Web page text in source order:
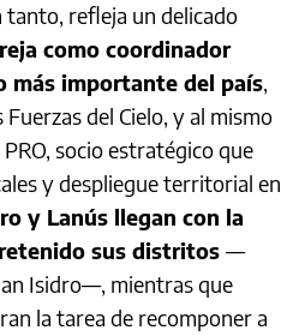
tanto, refleja un delicado
como coordinador
más importante del país,
Fuerzas del Cielo, y al mismo
socio estratégico que
y despliegue territorial en
y Lanús llegan con la
sus distritos —
Isidro—, mientras que
la tarea de recomponer a